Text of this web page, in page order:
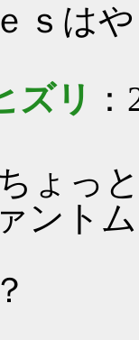
ｓは
ズリ
ょっ
ント